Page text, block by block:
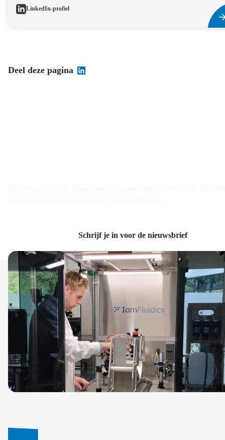
LinkedIn-profiel
Deel deze pagina
Wil je op de hoogte blijven van het laatste nieuws over Oost NL?
je dan aan voor de nieuwsbrieft Ontwikkelingen.
Schrijf je in voor de nieuwsbrief